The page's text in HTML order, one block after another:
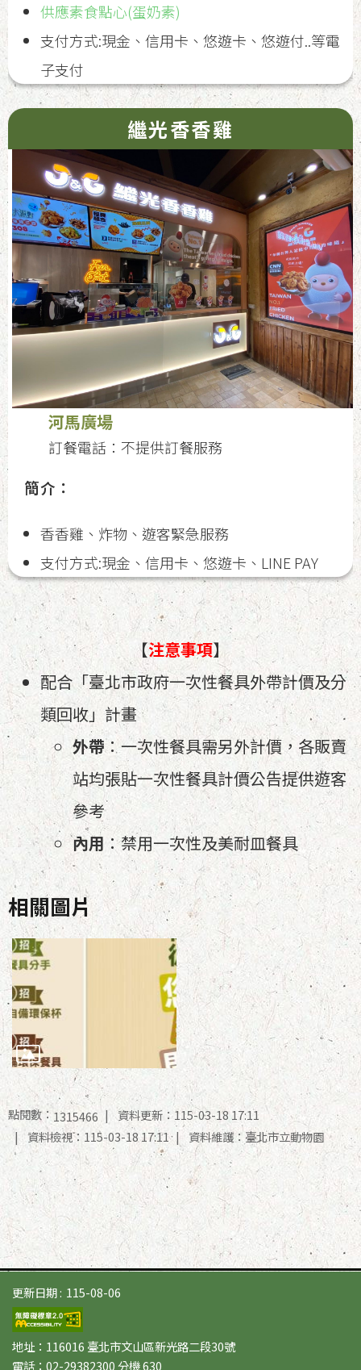
供應素食點心(蛋奶素)
支付方式:現金、信用卡、悠遊卡、悠遊付..等電
子支付
繼光香香雞
河馬廣場
訂餐電話：不提供訂餐服務
簡介：
香香雞、炸物、遊客緊急服務
支付方式:現金、信用卡、悠遊卡、LINE PAY
【注意事項】
配合「臺北市政府一次性餐具外帶計價及分
類回收」計畫
外帶：一次性餐具需另外計價，各販賣
站均張貼一次性餐具計價公告提供遊客
參考
內用 ：禁用一次性及美耐皿餐具
相關圖片
點閱數： 1315466
資料更新：115-03-18 17:11
資料檢視：115-03-18 17:11
資料維護：臺北市立動物園
更新日期 115-08-06
地址：116016 臺北市文山區新光路二段30號
電話：02-29382300 分機 630